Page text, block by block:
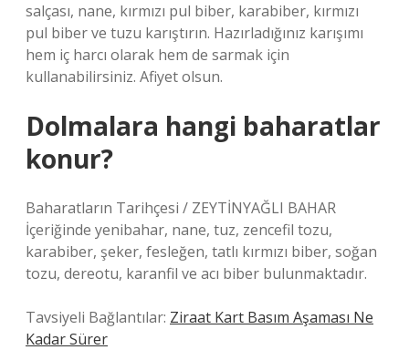
salçası, nane, kırmızı pul biber, karabiber, kırmızı
pul biber ve tuzu karıştırın. Hazırladığınız karışımı
hem iç harcı olarak hem de sarmak için
kullanabilirsiniz. Afiyet olsun.
Dolmalara hangi baharatlar
konur?
Baharatların Tarihçesi / ZEYTİNYAĞLI BAHAR
İçeriğinde yenibahar, nane, tuz, zencefil tozu,
karabiber, şeker, fesleğen, tatlı kırmızı biber, soğan
tozu, dereotu, karanfil ve acı biber bulunmaktadır.
Tavsiyeli Bağlantılar: Ziraat Kart Basım Aşaması Ne
Kadar Sürer